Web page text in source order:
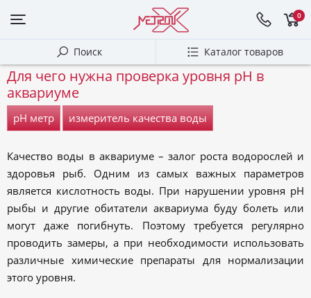
0
Поиск Каталог товаров
Для чего нужна проверка уровня pH в
аквариуме
pH метр измеритель качества воды
Качество воды в аквариуме – залог роста водорослей и
здоровья рыб. Одним из самых важных параметров
является кислотность воды. При нарушении уровня pH
рыбы и другие обитатели аквариума буду болеть или
могут даже погибнуть. Поэтому требуется регулярно
проводить замеры, а при необходимости использовать
различные химические препараты для нормализации
этого уровня.